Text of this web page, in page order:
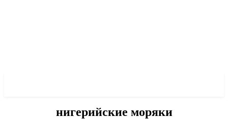
нигерийские моряки